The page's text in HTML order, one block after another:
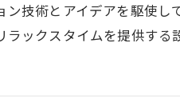
技術とアイデアを駆使
ックスタイムを提供する